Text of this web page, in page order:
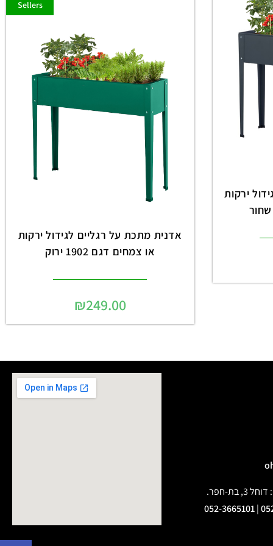
ירקות
Sellers
אדנית מתכת על רגליים לגידול ירקות
או צמחים דגם 1902 ירוק
₪249.00
חפר.
|
052-3665101